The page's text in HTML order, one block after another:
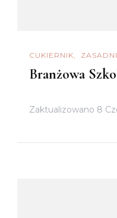
CUKIERNIK
Branżowa
Zaktualizowano 8